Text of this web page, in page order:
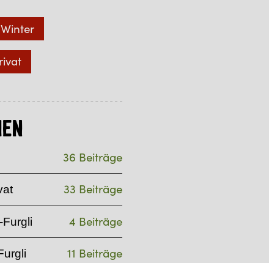
Winter
36 Beiträge
33 Beiträge
4 Beiträge
11 Beiträge